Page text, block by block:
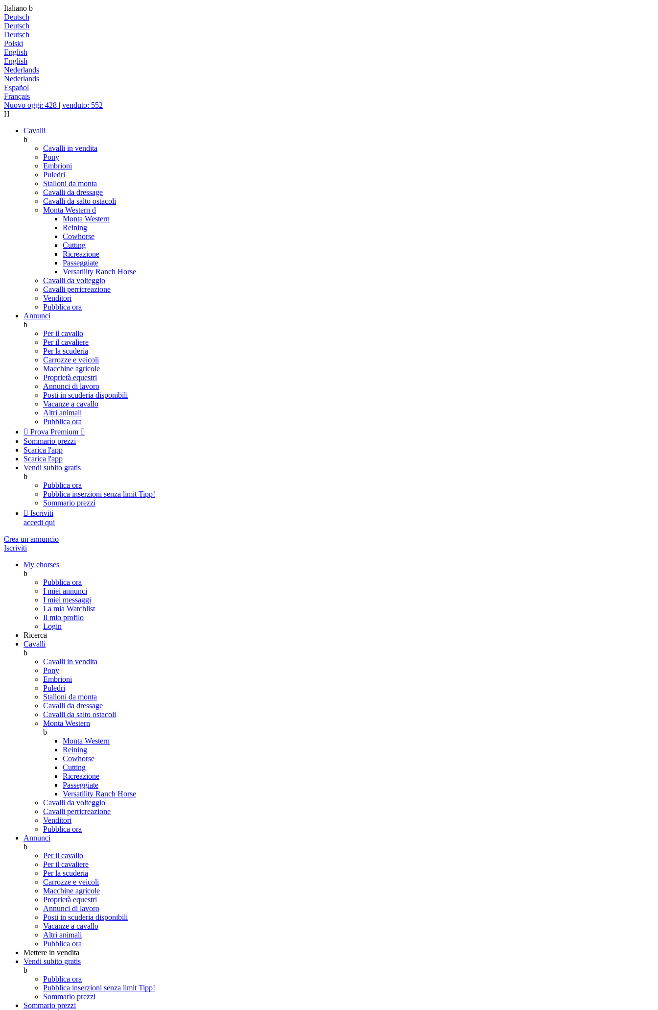
Italiano b
Deutsch
Deutsch
Deutsch
Polski
English
English
Nederlands
Nederlands
Español
Français
Nuovo oggi: 428 | venduto: 552
H
Cavalli
b
Cavalli in vendita
Pony
Embrioni
Puledri
Stalloni da monta
Cavalli da dressage
Cavalli da salto ostacoli
Monta Western d
Monta Western
Reining
Cowhorse
Cutting
Ricreazione
Passeggiate
Versatility Ranch Horse
Cavalli da volteggio
Cavalli perricreazione
Venditori
Pubblica ora
Annunci
b
Per il cavallo
Per il cavaliere
Per la scuderia
Carrozze e veicoli
Macchine agricole
Proprietà equestri
Annunci di lavoro
Posti in scuderia disponibili
Vacanze a cavallo
Altri animali
Pubblica ora
 Prova Premium 
Sommario prezzi
Scarica l'app
Scarica l'app
Vendi subito gratis
b
Pubblica ora
Pubblica inserzioni senza limit Tipp!
Sommario prezzi
 Iscriviti
accedi qui
Crea un annuncio
Iscriviti
My ehorses
b
Pubblica ora
I miei annunci
I miei messaggi
La mia Watchlist
Il mio profilo
Login
Ricerca
Cavalli
b
Cavalli in vendita
Pony
Embrioni
Puledri
Stalloni da monta
Cavalli da dressage
Cavalli da salto ostacoli
Monta Western
b
Monta Western
Reining
Cowhorse
Cutting
Ricreazione
Passeggiate
Versatility Ranch Horse
Cavalli da volteggio
Cavalli perricreazione
Venditori
Pubblica ora
Annunci
b
Per il cavallo
Per il cavaliere
Per la scuderia
Carrozze e veicoli
Macchine agricole
Proprietà equestri
Annunci di lavoro
Posti in scuderia disponibili
Vacanze a cavallo
Altri animali
Pubblica ora
Mettere in vendita
Vendi subito gratis
b
Pubblica ora
Pubblica inserzioni senza limit Tipp!
Sommario prezzi
Sommario prezzi